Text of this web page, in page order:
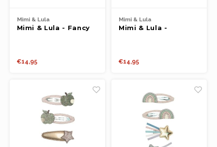
Mimi & Lula
Mimi & Lula - Fancy
€14,95
Mimi & Lula
Mimi & Lula -
€14,95